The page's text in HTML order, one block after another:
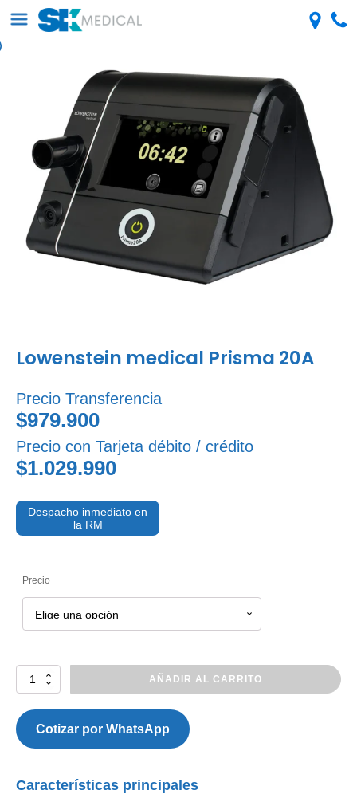
Lowenstein medical Prisma 20A
Precio Transferencia
$979.900
Precio con Tarjeta débito / crédito
$1.029.990
Despacho inmediato en
la RM
Precio
Lowenstein
medical
Prisma
20A
cantidad
AÑADIR AL CARRITO
Cotizar por WhatsApp
Características principales